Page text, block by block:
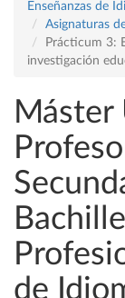
Enseñanzas de
Asignaturas
Prácticum 3:
investigación
Máster
de